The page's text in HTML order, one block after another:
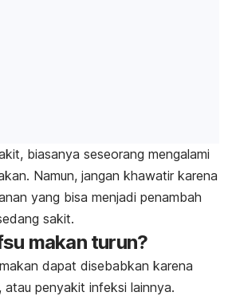
biasanya seseorang mengalami
Namun, jangan khawatir karena
yang bisa menjadi penambah
sakit.
makan turun?
dapat disebabkan karena
atau penyakit infeksi lainnya.